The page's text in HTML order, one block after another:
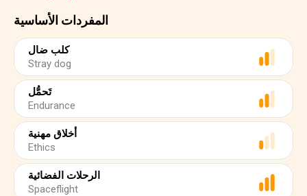
المفردات الأساسية
كلب ضال
Stray dog
تَحمُّل
Endurance
أخلاق مهنية
Ethics
الرحلات الفضائية
Spaceflight